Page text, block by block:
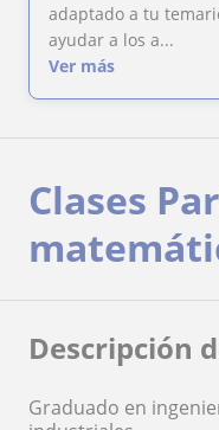
adaptado a tu
ayudar a los a...
Ver más
Clases
Descripción
Graduado en